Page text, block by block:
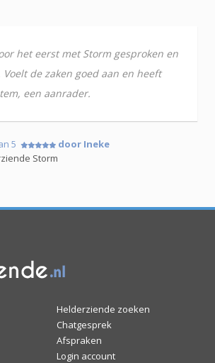
het eerst met Storm gesproken en
de zaken goed aan en heeft
een aanrader.
5
door Ineke
Storm
Helderziende zoeken
Chatgesprek
Afspraken
Login account